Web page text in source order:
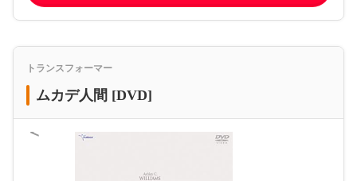
トランスフォーマー
ムカデ人間 [DVD]
＜